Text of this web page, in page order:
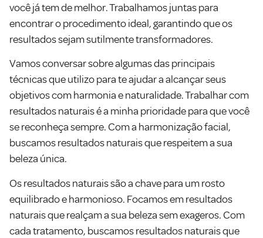
você já tem de melhor. Trabalhamos juntas para
encontrar o procedimento ideal, garantindo que os
resultados sejam sutilmente transformadores.
Vamos conversar sobre algumas das principais
técnicas que utilizo para te ajudar a alcançar seus
objetivos com harmonia e naturalidade. Trabalhar com
resultados naturais é a minha prioridade para que você
se reconheça sempre. Com a harmonização facial,
buscamos resultados naturais que respeitem a sua
beleza única.
Os resultados naturais são a chave para um rosto
equilibrado e harmonioso. Focamos em resultados
naturais que realçam a sua beleza sem exageros. Com
cada tratamento, buscamos resultados naturais que